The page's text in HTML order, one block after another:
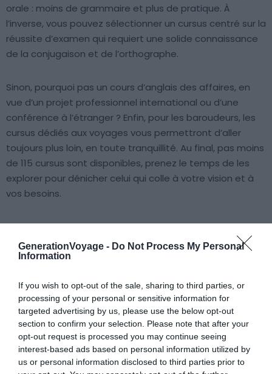
GenerationVoyage - Do Not Process My Personal
Information
If you wish to opt-out of the sale, sharing to third parties, or
processing of your personal or sensitive information for
targeted advertising by us, please use the below opt-out
section to confirm your selection. Please note that after your
opt-out request is processed you may continue seeing
interest-based ads based on personal information utilized by
us or personal information disclosed to third parties prior to
orale : moins de grammaire et plus de pratique. À
l’inverse, vous pouvez sélectionner un cursus centré sur la
réussite d’examen qui requiert une solide connaissance
de la conjugaison et de l’orthographe.
Sinon, pourquoi pas un cours d’anglais des affaires, en
vue d’un projet professionnel international ou d’une
conférence à l’étranger ? Enfin, pour les baroudeurs, les
cursus dédiés aux voyages vous permettront d’aller
toujours plus loin, en toute tranquillité. Au final, pas moins
de 115 cursus sont disponibles, prenez le temps de les
explorer pour dénicher celui qui colle à votre vision et à
vos besoins.
De plus, Skyeng fournit tout le matériel d’apprentissage
nécessaire : que vous choisissez une progression de
façon autonome ou accompagné d’un professeur. Du
économies en plus !
Par ailleurs, Skyeng propose un cours d’essai gratuit
avec un professeur privé. Une fois le formulaire rempli, les
équipes vous contactent afin de valider le jour et l’heure
de votre leçon gratuite. Au cours de cette séance, vous